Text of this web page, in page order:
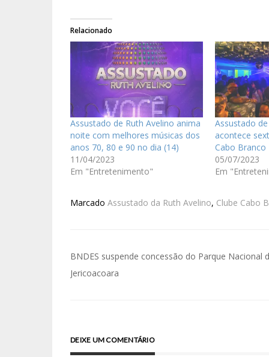
Relacionado
Assustado de Ruth Avelino anima
noite com melhores músicas dos
anos 70, 80 e 90 no dia (14)
11/04/2023
Em "Entretenimento"
Assustado
acontece
Cabo Branco
05/07/2023
Em
Marcado Assustado da Ruth Avelino, Clube Cabo
BNDES suspende concessão do Parque Nacional
Jericoacoara
DEIXE UM COMENTÁRIO